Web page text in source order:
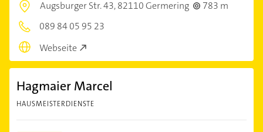
Augsburger Str. 43,82110 Germering
783 m
089 84 05 95 23
Webseite
Hagmaier Marcel
HAUSMEISTERDIENSTE